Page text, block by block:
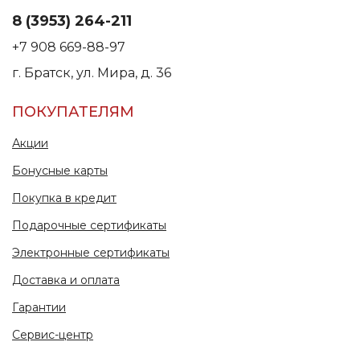
8 (3953) 264-211
+7 908 669-88-97
г. Братск, ул. Мира, д. 36
ПОКУПАТЕЛЯМ
Акции
Бонусные карты
Покупка в кредит
Подарочные сертификаты
Электронные сертификаты
Доставка и оплата
Гарантии
Сервис-центр